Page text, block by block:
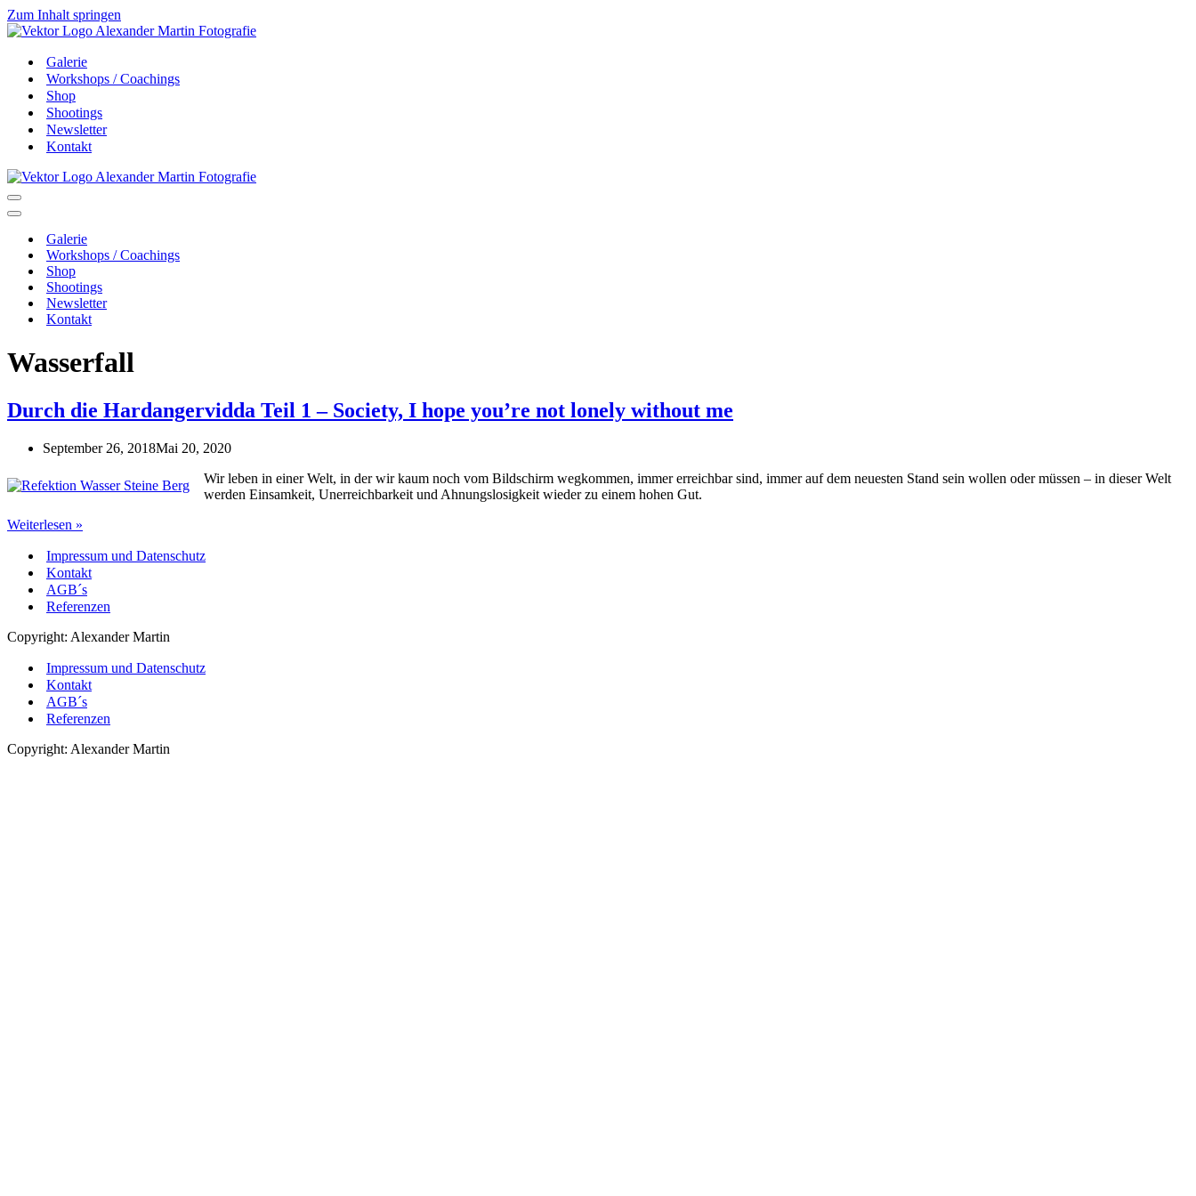
Zum Inhalt springen
Galerie
Workshops / Coachings
Shop
Shootings
Newsletter
Kontakt
Navigationsmenü
Navigationsmenü
Galerie
Workshops / Coachings
Shop
Shootings
Newsletter
Kontakt
Wasserfall
Durch die Hardangervidda Teil 1 – Society, I hope you’re not lonely without me
September 26, 2018Mai 20, 2020
Wir leben in einer Welt, in der wir kaum noch vom Bildschirm wegkommen, immer erreichbar sind, immer auf dem neuesten Stand sein wollen oder müssen – in dieser Welt
werden Einsamkeit, Unerreichbarkeit und Ahnungslosigkeit wieder zu einem hohen Gut.
Weiterlesen »
Hardangervidda
Teil
1
–
I
you’re
not
lonely
without
Impressum und Datenschutz
Kontakt
AGB´s
Referenzen
Copyright: Alexander Martin
Impressum und Datenschutz
Kontakt
AGB´s
Referenzen
Copyright: Alexander Martin